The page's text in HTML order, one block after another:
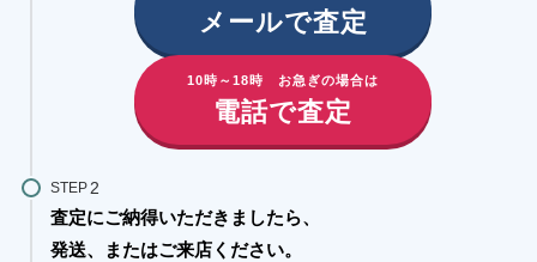
メールで査定
10時～18時 お急ぎの場合は
電話で査定
STEP
査定にご納得いただきましたら、
発送、またはご来店ください。